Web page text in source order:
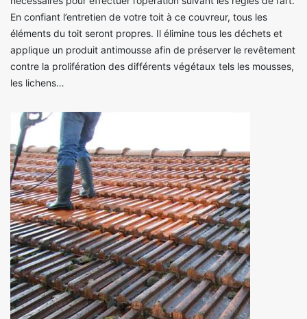
En confiant l’entretien de votre toit à ce couvreur, tous les
éléments du toit seront propres. Il élimine tous les déchets et
applique un produit antimousse afin de préserver le revêtement
contre la prolifération des différents végétaux tels les mousses,
les lichens…